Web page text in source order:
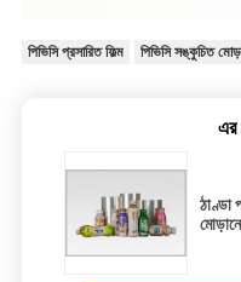
পিভিসি প্রসারিত ফিল্ম পিভিসি সঙ্কুচিত
এর